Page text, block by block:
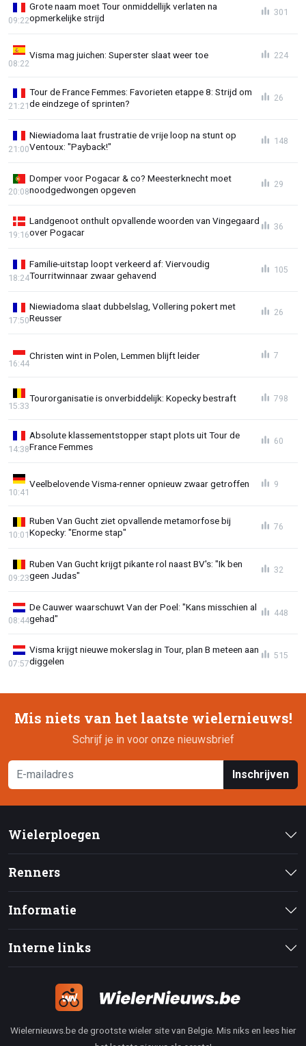
Grote naam moet Tour onmiddellijk verlaten na
opmerkelijke strijd
09:22
301
Visma mag juichen: Superster slaat weer toe
08:22
224
Tour de France Femmes: Favorieten etappe 8: Strijd om
de eindzege of sprinten?
21:21
26
Niewiadoma laat frustratie de vrije loop na stunt op
Ventoux: "Payback!"
21:00
148
Domper voor Pogacar & co? Meesterknecht moet
noodgedwongen opgeven
20:08
29
Landgenoot onthult opvallende woorden van Vingegaard
over Pogacar
19:16
36
Familie-uitstap loopt verkeerd af: Viervoudig
Tourritwinnaar zwaar gehavend
18:24
105
Niewiadoma slaat dubbelslag, Vollering pokert met
Reusser
17:50
26
Christen wint in Polen, Lemmen blijft leider
16:44
7
Tourorganisatie is onverbiddelijk: Kopecky bestraft
15:33
798
Absolute klassementstopper stapt plots uit Tour de
France Femmes
14:38
60
Veelbelovende Visma-renner opnieuw zwaar getroffen
10:41
9
Ruben Van Gucht ziet opvallende metamorfose bij
Kopecky: "Enorme stap"
10:01
76
Ruben Van Gucht krijgt pikante rol naast BV's: "Ik ben
geen Judas"
09:23
32
De Cauwer waarschuwt Van der Poel: "Kans misschien al
gehad"
08:44
448
Visma krijgt nieuwe mokerslag in Tour, plan B meteen aan
diggelen
07:57
515
Mis niets van het laatste wielernieuws!
Schrijf je in voor onze nieuwsbrief
Inschrijven
Wielerploegen
Renners
Informatie
Interne links
Wielernieuws.be de grootste wieler site van Belgie. Mis niks en lees hier